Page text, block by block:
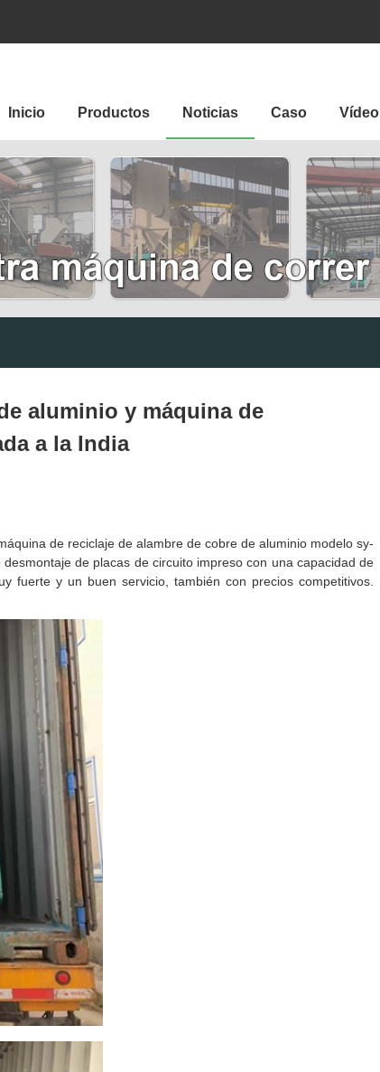
Inicio Productos Noticias Caso Vídeo
aluminio y máquina de
a la India
de reciclaje de alambre de cobre de aluminio modelo sy-
de placas de circuito impreso con una capacidad de
fuerte y un buen servicio, también con precios competitivos.